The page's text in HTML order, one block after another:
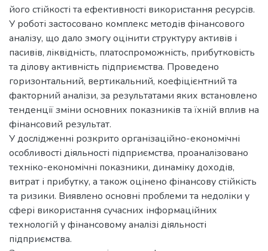
його стійкості та ефективності використання ресурсів.
У роботі застосовано комплекс методів фінансового
аналізу, що дало змогу оцінити структуру активів і
пасивів, ліквідність, платоспроможність, прибутковість
та ділову активність підприємства. Проведено
горизонтальний, вертикальний, коефіцієнтний та
факторний аналізи, за результатами яких встановлено
тенденції зміни основних показників та їхній вплив на
фінансовий результат.
У дослідженні розкрито організаційно-економічні
особливості діяльності підприємства, проаналізовано
техніко-економічні показники, динаміку доходів,
витрат і прибутку, а також оцінено фінансову стійкість
та ризики. Виявлено основні проблеми та недоліки у
сфері використання сучасних інформаційних
технологій у фінансовому аналізі діяльності
підприємства.